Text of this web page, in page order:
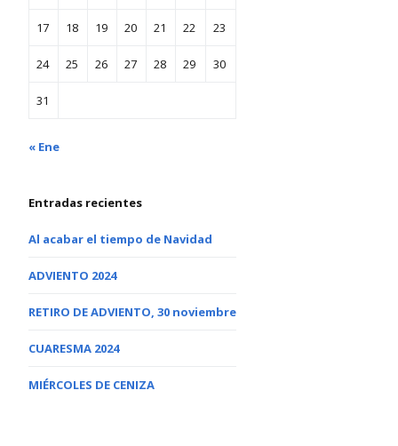
17 18 19 20 21 22 23
24 25 26 27 28 29 30
31
« Ene
Entradas recientes
Al acabar el tiempo de Navidad
ADVIENTO 2024
RETIRO DE ADVIENTO, 30 noviembre
CUARESMA 2024
MIÉRCOLES DE CENIZA